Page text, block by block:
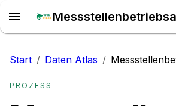
Start / Daten Atlas /
PROZESS